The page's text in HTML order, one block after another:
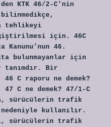
KTK 46/2-C’nin
tehlikeyi
için. 46C
Kanunu’nun 46.
bulunmayanlar için
tanımdır. Bir
C raporu ne demek?
C ne demek? 47/1-C
sürücülerin trafik
nedeniyle kullanılır.
sürücülerin trafik